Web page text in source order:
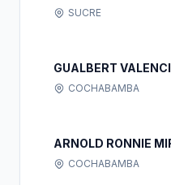
SUCRE
GUALBERT
COCHABAMBA
ARNOLD RONNIE
COCHABAMBA